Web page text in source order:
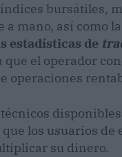
bursátiles,
a mano, así como
estadísticas de
que el operador
operaciones
los usuarios
su dinero.